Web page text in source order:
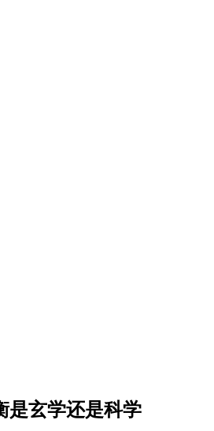
是玄学还是科学